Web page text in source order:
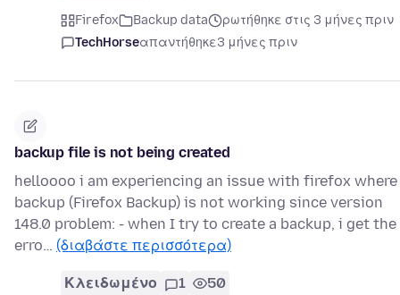
Firefox Backup data
ρωτήθηκε στις 3 μήνες πριν
TechHorseαπαντήθηκε3 μήνες πριν
backup file is not being created
helloooo i am experiencing an issue with firefox where
backup (Firefox Backup) is not working since version
148.0 problem: - when I try to create a backup, i get the
erro… (διαβάστε περισσότερα)
Κλειδωμένο 1 50